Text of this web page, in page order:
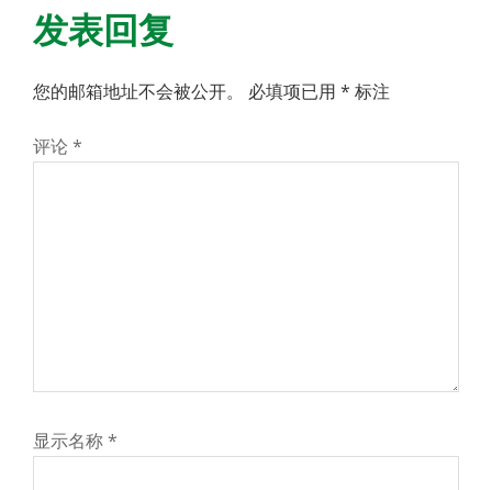
发表回复
您的邮箱地址不会被公开。 必填项已用 * 标注
评论 *
显示名称*